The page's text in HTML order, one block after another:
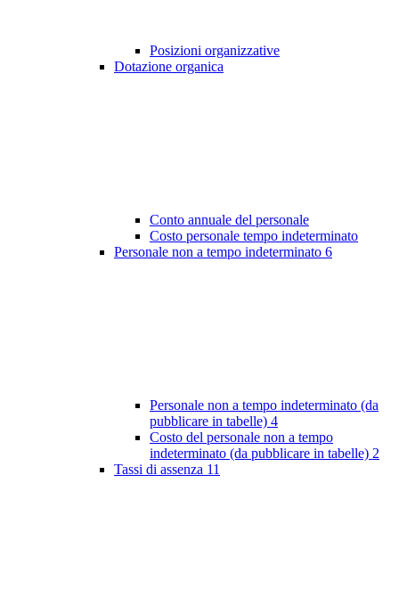
Posizioni organizzative
Dotazione organica
Conto annuale del personale
Costo personale tempo indeterminato
Personale non a tempo indeterminato 6
Personale non a tempo indeterminato (da
pubblicare in tabelle) 4
Costo del personale non a tempo
indeterminato (da pubblicare in tabelle) 2
Tassi di assenza 11